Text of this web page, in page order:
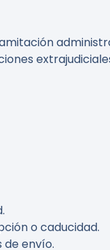
o caducidad.
envío.